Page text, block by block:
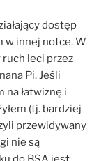
dostęp
w innej notce. W
ruch leci przez
Pi. Jeśli
na łatwiznę i
(tj. bardziej
przewidywany
nie są